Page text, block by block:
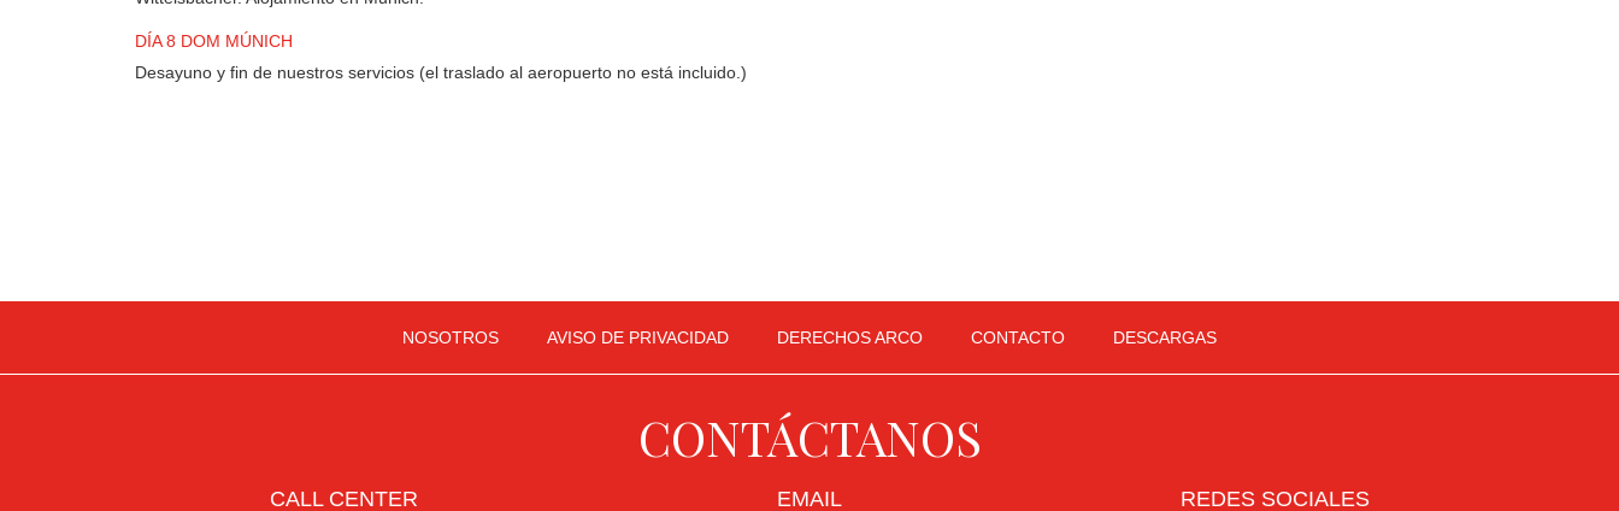
DÍA 8 DOM MÚNICH
Desayuno y fin de nuestros servicios (el traslado al aeropuerto no está incluido.)
NOSOTROS AVISO DE PRIVACIDAD DERECHOS ARCO CONTACTO DESCARGAS
CONTÁCTANOS
CALL CENTER EMAIL REDES SOCIALES